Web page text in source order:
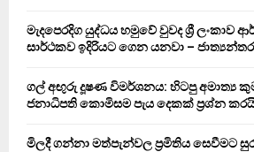
මැදපෙරදිග යුද්ධය හමුවේ වුවද ශ්‍රී ලංකාව
සාර්ථකව ඉදිරියට ගෙන යනවා –
ගල් අඟුරු දූෂණ විමර්ශනය: හිටපු අමාත්‍ය
ජනාධිපති කොමිසම පැය දෙකක් ප්‍රශ්න
මිලදී ගන්නා මත්පැන්වල ප්‍රමිතිය සෙවීමට